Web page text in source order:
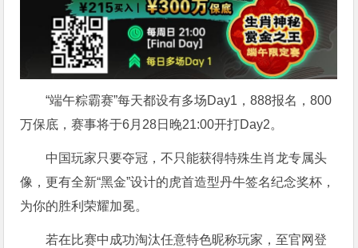
“端午粽霸赛”每天都设有多场Day1，888报名，800
万保底，赛事将于6月28日晚21:00开打Day2。
中国玩家只要夺冠，不只能获得特殊生肖龙专属头
像，更有全新“黑金”设计的虎首造型丹牛签名纪念奖杯，
为你的胜利荣耀加冕。
若在比赛中成功淘汰任意特色昵称玩家，至官网登